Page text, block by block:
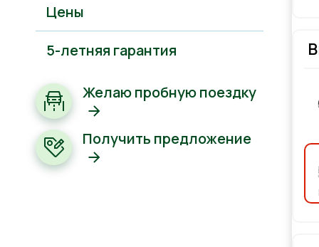
Цены
5-летняя гарантия
Желаю пробную поездку
Получить предложение